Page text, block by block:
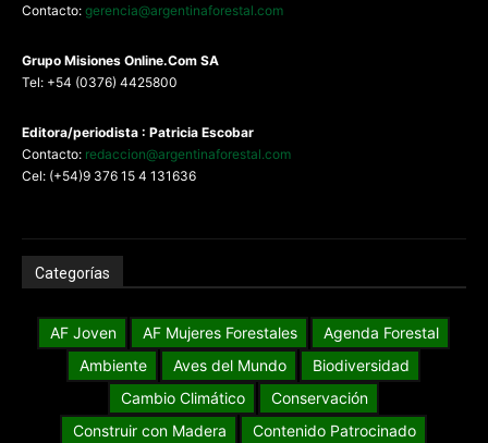
Contacto: gerencia@argentinaforestal.com
Grupo Misiones Online.Com SA
Tel: +54 (0376) 4425800
Editora/periodista : Patricia Escobar
Contacto: redaccion@argentinaforestal.com
Cel: (+54)9 376 15 4 131636
Categorías
AF Joven AF Mujeres Forestales
Agenda Forestal
Ambiente
Aves del Mundo
Biodiversidad
Cambio Climático
Conservación
Construir con Madera
Contenido Patrocinado